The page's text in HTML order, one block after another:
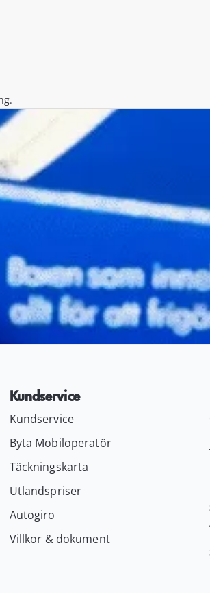
kr.
som är: ID-nyckelbricka,
Kundservice
Kundservice
Byta Mobiloperatör
Täckningskarta
Utlandspriser
Autogiro
Villkor & dokument